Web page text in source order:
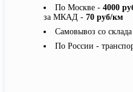
По Москве - 4000
за МКАД - 70 руб/км
Самовывоз со склада
По России -